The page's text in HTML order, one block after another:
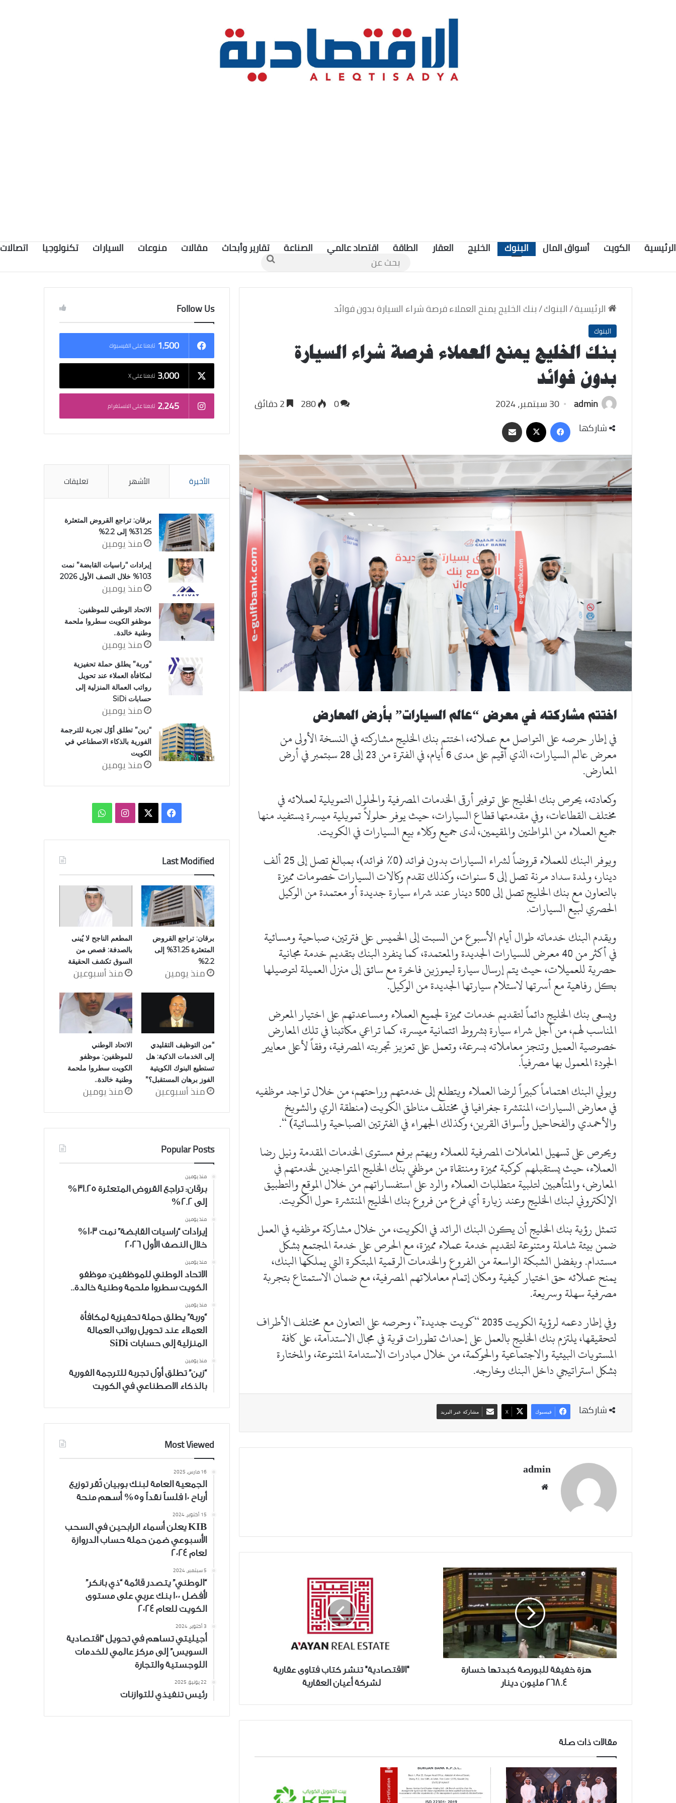
الرئيسية الكويت أسواق المال البنوك الخليج العقار الطاقة اقتصاد عالمي الصناعة تقارير وأبحاث مقالات منوعات السيارات تكنولوجيا اتصالات
بحث
عن
الرئيسية/البنوك/بنك الخليج يمنح العملاء فرصة شراء السيارة بدون فوائد
البنوك
بنك الخليج يمنح العملاء فرصة شراء السيارة
بدون فوائد
admin 30 سبتمبر، 2024 0
280
شاركها
فيسبوك
‫X مشاركة
عبر
البريد
اختتم مشاركته في معرض “عالم السيارات” بأرض المعارض
في إطار حرصه على التواصل مع عملائه، اختتم بنك الخليج مشاركته في النسخة الأولى من
معرض عالم السيارات، الذي أقيم على مدى 6 أيام، في الفترة من 23 إلى 28 سبتمبر في أرض
المعارض.
وكعادته، يحرص بنك الخليج على توفير أرقى الخدمات المصرفية والحلول التمويلية لعملائه في
مختلف القطاعات، وفي مقدمتها قطاع السيارات، حيث يوفر حلولاً تمويلية ميسرة يستفيد منها
جميع العملاء من المواطنين والمقيمين، لدى جميع وكلاء بيع السيارات في الكويت.
ويوفر البنك للعملاء قروضاً لشراء السيارات بدون فوائد (0% فوائد)، بمبالغ تصل إلى 25 ألف
دينار، ولمدة سداد مرنة تصل إلى 5 سنوات، وكذلك تقدم وكالات السيارات خصومات مميزة
بالتعاون مع بنك الخليج تصل إلى 500 دينار عند شراء سيارة جديدة أو معتمدة من الوكيل
الحصري لبيع السيارات.
ويقدم البنك خدماته طوال أيام الأسبوع من السبت إلى الخميس على فترتين، صباحية ومسائية
في أكثر من 40 معرض للسيارات الجديدة والمعتمدة، كما ينفرد البنك بتقديم خدمة مجانية
حصرية للعميلات، حيث يتم إرسال سيارة ليموزين فاخرة مع سائق إلى منزل العميلة لتوصيلها
بكل رفاهية مع أسرتها لاستلام سيارتها الجديدة من الوكيل.
ويسعى بنك الخليج دائماً لتقديم خدمات مميزة لجميع العملاء ومساعدتهم على اختيار المعرض
المناسب لهم، من أجل شراء سيارة بشروط ائتمانية ميسرة، كما تراعي مكاتبنا في تلك المعارض
خصوصية العميل وتنجز معاملاته بسرعة، وتعمل على تعزيز تجربته المصرفية، وفقاً لأعلى معايير
الجودة المعمول بها مصرفياً.
ويولي البنك اهتماماً كبيراً لرضا العملاء ويتطلع إلى خدمتهم وراحتهم، من خلال تواجد موظفيه
في معارض السيارات، المنتشرة جغرافيا في مختلف مناطق الكويت (منطقة الري والشويخ
والأحمدي والفحاحيل وأسواق القرين، وكذلك الجهراء في الفترتين الصباحية والمسائية) “.
ويحرص على تسهيل المعاملات المصرفية للعملاء ويهتم برفع مستوى الخدمات المقدمة ونيل رضا
العملاء، حيث يستقبلهم كوكبة مميزة ومنتقاة من موظفي بنك الخليج المتواجدين لخدمتهم في
المعارض، والمتأهبين لتلبية متطلبات العملاء والرد على استفساراتهم من خلال الموقع والتطبيق
الإلكتروني لبنك الخليج وعند زيارة أي فرع من فروع بنك الخليج المنتشرة حول الكويت.
تتمثل رؤية بنك الخليج أن يكون البنك الرائد في الكويت، من خلال مشاركة موظفيه في العمل
ضمن بيئة شاملة ومتنوعة لتقديم خدمة عملاء مميزة، مع الحرص على خدمة المجتمع بشكل
مستدام. وبفضل الشبكة الواسعة من الفروع والخدمات الرقمية المبتكرة التي يملكها البنك،
يمنح عملائه حق اختيار كيفية ومكان إتمام معاملاتهم المصرفية، مع ضمان الاستمتاع بتجربة
مصرفية سهلة وسريعة.
وفي إطار دعمه لرؤية الكويت 2035 “كويت جديدة”، وحرصه على التعاون مع مختلف الأطراف
لتحقيقها، يلتزم بنك الخليج بالعمل على إحداث تطورات قوية في مجال الاستدامة، على كافة
المستويات البيئية والاجتماعية والحوكمة، من خلال مبادرات الاستدامة المتنوعة، والمختارة
بشكل استراتيجي داخل البنك وخارجه.
شاركها فيسبوك ‫X مشاركة عبر البريد
admin
هزة
خفيفة
للبورصة
كبدتها
خسارة
268.4
مليون
هزة خفيفة للبورصة كبدتها خسارة
268.4 مليون دينار
"الاقتصادية" تنشر كتاب فتاوى عقارية
لشركة أعيان العقارية
مقالات ذات صلة
Follow Us
1٬500 تابعنا على الفيسبوك
3٬000 تابعنا على X
2٬245 تابعنا على الانستغرام
الأخيرة الأشهر تعليقات
برقان: تراجع القروض المتعثرة
31.25% إلى 2.2%
منذ يومين
إيرادات “راسيات القابضة” نمت
103% خلال النصف الأول 2026
منذ يومين
الاتحاد الوطني للموظفين:
موظفو الكويت سطروا ملحمة
وطنية خالدة..
منذ يومين
“وربة” يطلق حملة تحفيزية
لمكافأة العملاء عند تحويل
رواتب العمالة المنزلية إلى
حسابات SiDi
منذ يومين
“زين” تطلق أوّل تجربة للترجمة
الفورية بالذكاء الاصطناعي في
الكويت
منذ يومين
فيسبوك انستقرامواتساب
Last Modified
برقان: تراجع القروض
المتعثرة 31.25% إلى
2.2%
منذ يومين
المطعم الناجح لا يُبنى
بالصدفة: قصص من
السوق تكشف الحقيقة
منذ أسبوعين
“من التوظيف التقليدي
إلى الخدمات الذكية: هل
تستطيع البنوك الكويتية
الفوز برهان المستقبل؟”
منذ أسبوعين
الاتحاد الوطني
للموظفين: موظفو
الكويت سطروا ملحمة
وطنية خالدة..
منذ يومين
Popular Posts
منذ يومين
برقان: تراجع القروض المتعثرة 31.25%
إلى 2.2%
منذ يومين
إيرادات “راسيات القابضة” نمت 103%
خلال النصف الأول 2026
منذ يومين
الاتحاد الوطني للموظفين: موظفو
الكويت سطروا ملحمة وطنية خالدة..
منذ يومين
“وربة” يطلق حملة تحفيزية لمكافأة
العملاء عند تحويل رواتب العمالة
المنزلية إلى حسابات SiDi
منذ يومين
“زين” تطلق أوّل تجربة للترجمة الفورية
بالذكاء الاصطناعي في الكويت
Most Viewed
16 مارس، 2025
الجمعية العامة لبنك بوبيان تُقر توزيع
أرباح 10 فلساً نقداً و5% أسهم منحة
15 أكتوبر، 2024
KIB يعلن أسماء الرابحين في السحب
الأسبوعي ضمن حملة حساب الدروازة
لعام 2024
5 سبتمبر، 2024
“الوطني” يتصدر قائمة “ذي بانكر”
لأفضل 100 بنك عربي على مستوى
الكويت للعام 2024
3 أكتوبر، 2024
أجيليتي تساهم في تحويل “اقتصادية
السويس” إلى مركز عالمي للخدمات
اللوجستية والتجارة
22 يونيو، 2025
رئيس تنفيذي للتوازنات